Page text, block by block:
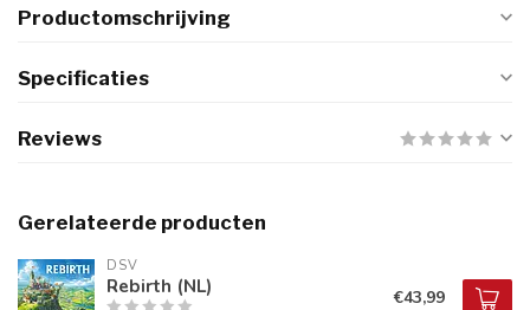
Productomschrijving
Specificaties
Reviews
Gerelateerde producten
DSV
Rebirth (NL) €43,99